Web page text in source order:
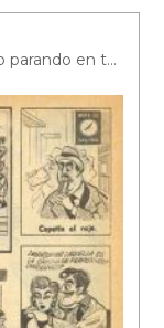
Buenos Aires en camiseta - ¡A Moreno parando en todaaas!